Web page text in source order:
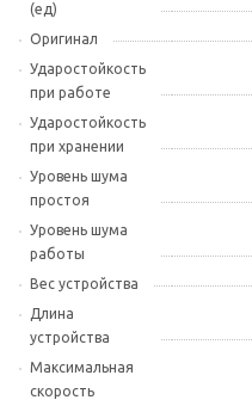
(ед)
Оригинал
Ударостойкость
при работе
Ударостойкость
при хранении
Уровень шума
простоя
Уровень шума
работы
Вес устройства
Длина
устройства
Максимальная
скорость